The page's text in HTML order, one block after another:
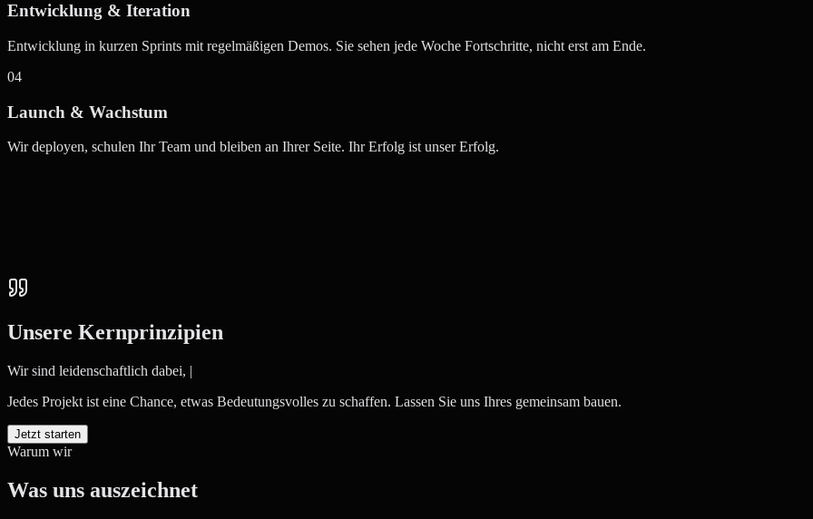
Entwicklung & Iteration
Entwicklung in kurzen Sprints mit regelmäßigen Demos. Sie sehen jede Woche Fortschritte, nicht erst am Ende.
04
Launch & Wachstum
Wir deployen, schulen Ihr Team und bleiben an Ihrer Seite. Ihr Erfolg ist unser Erfolg.
Unsere Kernprinzipien
Wir sind leidenschaftlich dabei, |
Jedes Projekt ist eine Chance, etwas Bedeutungsvolles zu schaffen. Lassen Sie uns Ihres gemeinsam bauen.
Jetzt starten
Warum wir
Was uns auszeichnet